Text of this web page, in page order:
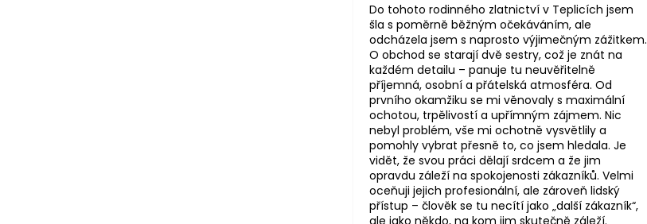
Do tohoto rodinného zlatnictví v Teplicích jsem
šla s poměrně běžným očekáváním, ale
odcházela jsem s naprosto výjimečným zážitkem.
O obchod se starají dvě sestry, což je znát na
každém detailu – panuje tu neuvěřitelně
příjemná, osobní a přátelská atmosféra. Od
prvního okamžiku se mi věnovaly s maximální
ochotou, trpělivostí a upřímným zájmem. Nic
nebyl problém, vše mi ochotně vysvětlily a
pomohly vybrat přesně to, co jsem hledala. Je
vidět, že svou práci dělají srdcem a že jim
opravdu záleží na spokojenosti zákazníků. Velmi
oceňuji jejich profesionální, ale zároveň lidský
přístup – člověk se tu necítí jako „další zákazník“,
ale jako někdo, na kom jim skutečně záleží.